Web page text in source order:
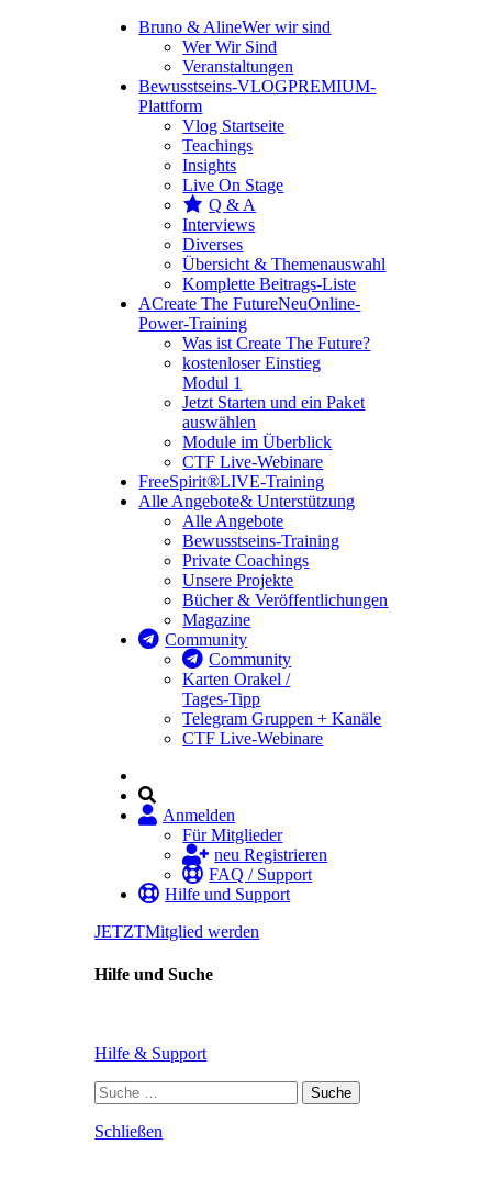
Bruno & AlineWer wir sind
Wer Wir Sind
Veranstaltungen
Bewusstseins-VLOGPREMIUM-
Plattform
Vlog Startseite
Teachings
Insights
Live On Stage
Q & A
Interviews
Diverses
Übersicht & Themenauswahl
Komplette Beitrags-Liste
ACreate The FutureNeuOnline-
Power-Training
Was ist Create The Future?
kostenloser Einstieg
Modul 1
Jetzt Starten und ein Paket
auswählen
Module im Überblick
CTF Live-Webinare
FreeSpirit®LIVE-Training
Alle Angebote& Unterstützung
Alle Angebote
Bewusstseins-Training
Private Coachings
Unsere Projekte
Bücher & Veröffentlichungen
Magazine
Community
Community
Karten Orakel /
Tages-Tipp
Telegram Gruppen + Kanäle
CTF Live-Webinare
Anmelden
Für Mitglieder
neu Registrieren
FAQ / Support
Hilfe und Support
JETZTMitglied werden
Hilfe und Suche
Hilfe & Support
Suche
nach:
Schließen